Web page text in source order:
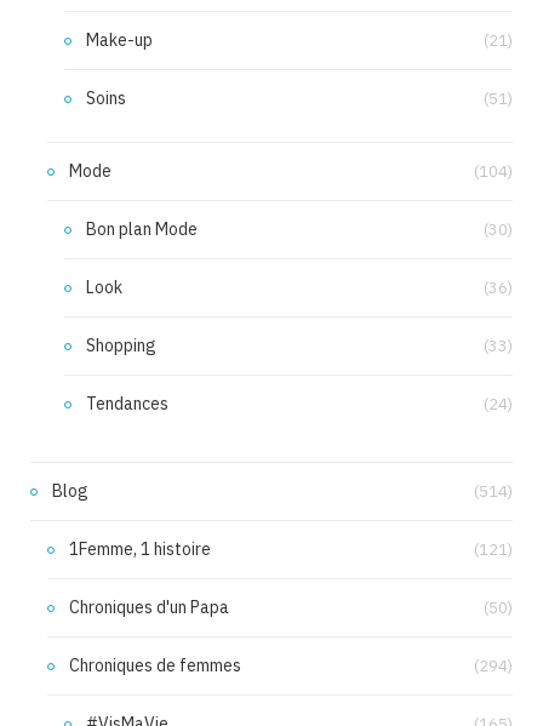
Make-up (21)
Soins (51)
Mode (104)
Bon plan Mode (30)
Look (36)
Shopping (33)
Tendances (24)
Blog (514)
1Femme, 1 histoire (121)
Chroniques d'un Papa (50)
Chroniques de femmes (294)